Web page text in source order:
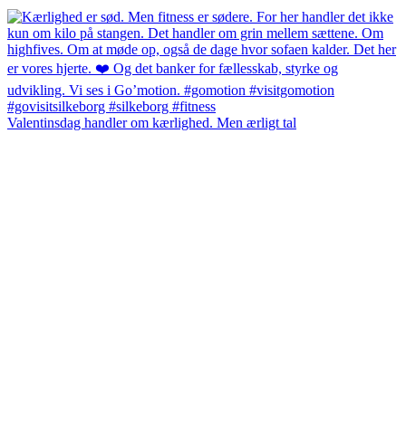
Valentinsdag handler om kærlighed. Men ærligt tal